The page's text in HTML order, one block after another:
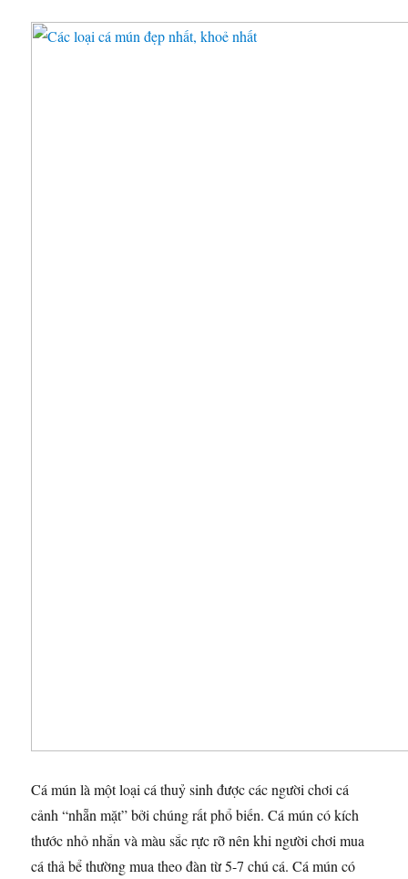
đỏ
dễ
Cá mún là một loại cá thuỷ sinh được các người chơi cá
cảnh “nhẵn mặt” bởi chúng rất phổ biến. Cá mún có kích
thước nhỏ nhắn và màu sắc rực rỡ nên khi người chơi mua
cá thả bể thường mua theo đàn từ 5-7 chú cá. Cá mún có